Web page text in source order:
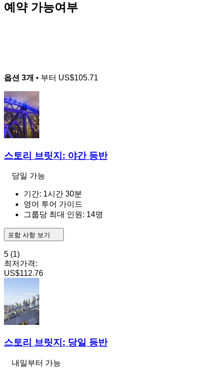
예약 가능여부
옵션 3개 • 부터 US$105.71
스토리 브릿지: 야간 등반
당일 가능
기간: 1시간 30분
영어 투어 가이드
그룹당 최대 인원: 14명
포함 사항 보기
5 (1)
최저가격:
US$112.76
스토리 브릿지: 당일 등반
내일부터 가능